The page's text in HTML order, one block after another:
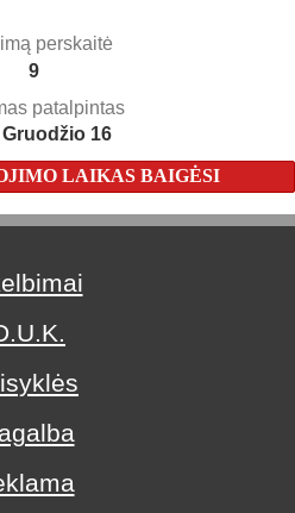
perskaitė
9
patalpintas
Gruodžio 16
LAIKAS BAIGĖSI